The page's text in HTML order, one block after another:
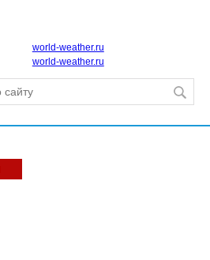
world-weather.ru
world-weather.ru